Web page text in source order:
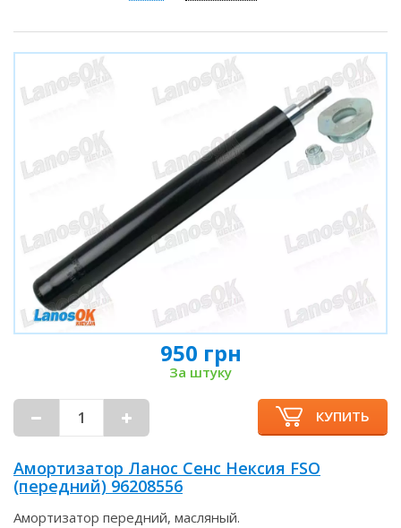
950 грн
За штуку
КУПИТЬ
Амортизатор Ланос Сенс Нексия FSO
(передний) 96208556
Амортизатор передний, масляный.